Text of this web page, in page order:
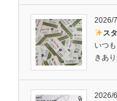
2026/
ス
いつ
きあ
2026/